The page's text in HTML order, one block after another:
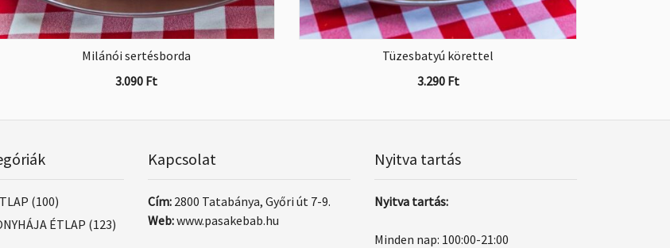
Milánói sertésborda
3.090 Ft
Tüzesbatyú körettel
3.290 Ft
(100)
ÉTLAP (123)
Kapcsolat
Cím: 2800 Tatabánya, Győri út 7-9.
Web:www.pasakebab.hu
Nyitva tartás
Nyitva tartás:
Minden nap: 100:00-21:00